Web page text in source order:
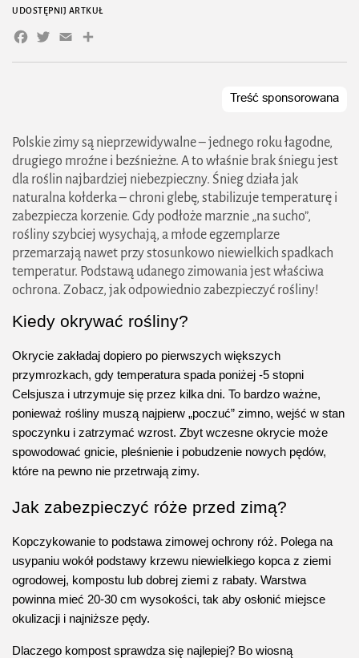
Polskie zimy są nieprzewidywalne – jednego roku łagodne,
drugiego mroźne i bezśnieżne. A to właśnie brak śniegu jest
dla roślin najbardziej niebezpieczny. Śnieg działa jak
naturalna kołderka – chroni glebę, stabilizuje temperaturę i
zabezpiecza korzenie. Gdy podłoże marznie „na sucho”,
rośliny szybciej wysychają, a młode egzemplarze
przemarzają nawet przy stosunkowo niewielkich spadkach
temperatur. Podstawą udanego zimowania jest właściwa
ochrona. Zobacz, jak odpowiednio zabezpieczyć rośliny!
Kiedy okrywać rośliny?
Okrycie zakładaj dopiero po pierwszych większych
przymrozkach, gdy temperatura spada poniżej -5 stopni
Celsjusza i utrzymuje się przez kilka dni. To bardzo ważne,
ponieważ rośliny muszą najpierw „poczuć” zimno, wejść w stan
spoczynku i zatrzymać wzrost. Zbyt wczesne okrycie może
spowodować gnicie, pleśnienie i pobudzenie nowych pędów,
które na pewno nie przetrwają zimy.
Jak zabezpieczyć róże przed zimą?
Kopczykowanie to podstawa zimowej ochrony róż. Polega na
usypaniu wokół podstawy krzewu niewielkiego kopca z ziemi
ogrodowej, kompostu lub dobrej ziemi z rabaty. Warstwa
powinna mieć 20-30 cm wysokości, tak aby osłonić miejsce
okulizacji i najniższe pędy.
Dlaczego kompost sprawdza się najlepiej? Bo wiosną
UDOSTĘPNIJ ARTKUŁ
Facebook
Twitter
Email